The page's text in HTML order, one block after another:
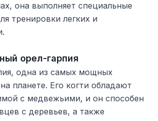
она выполняет специальные
тренировки легких и
орел-гарпия
одна из самых мощных
планете. Его когти обладают
с медвежьими, и он способен
с деревьев, а также